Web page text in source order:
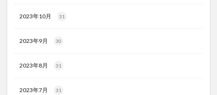
2023年10月 31
2023年9月 30
2023年8月 31
2023年7月 31